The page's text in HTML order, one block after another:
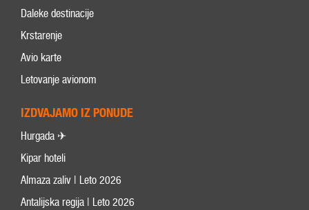
Daleke destinacije
Krstarenje
Avio karte
Letovanje avionom
IZDVAJAMO IZ PONUDE
Hurgada ✈
Kipar hoteli
Almaza zaliv | Leto 2026
Antalijska regija | Leto 2026